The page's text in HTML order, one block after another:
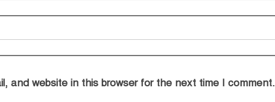
and website in this browser for the next time I comment.